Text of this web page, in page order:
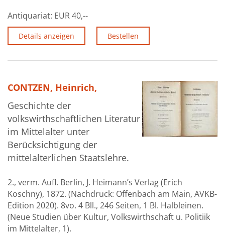
Antiquariat: EUR 40,--
Details anzeigen Bestellen
CONTZEN, Heinrich,
Geschichte der
volkswirthschaftlichen Literatur
im Mittelalter unter
Berücksichtigung der
mittelalterlichen Staatslehre.
2., verm. Aufl. Berlin, J. Heimann’s Verlag (Erich
Koschny), 1872. (Nachdruck: Offenbach am Main, AVKB-
Edition 2020). 8vo. 4 Bll., 246 Seiten, 1 Bl. Halbleinen.
(Neue Studien über Kultur, Volkswirthschaft u. Politiik
im Mittelalter, 1).